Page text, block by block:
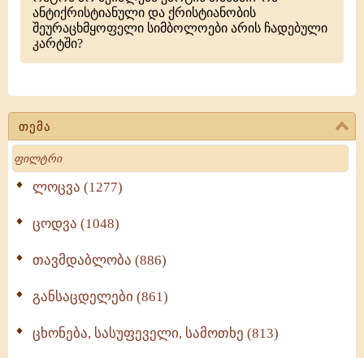
თემა
Search
ლოცვა (1277)
ცოდვა (1048)
თავმდაბლობა (886)
განსაცდელები (861)
ცხონება, სასუფეველი, სამოთხე (813)
ანტიქრისტიანული და ქრისტიანობის
შეურაცხმყოფელი სიმბოლოები არის ჩადებული
კარტში?